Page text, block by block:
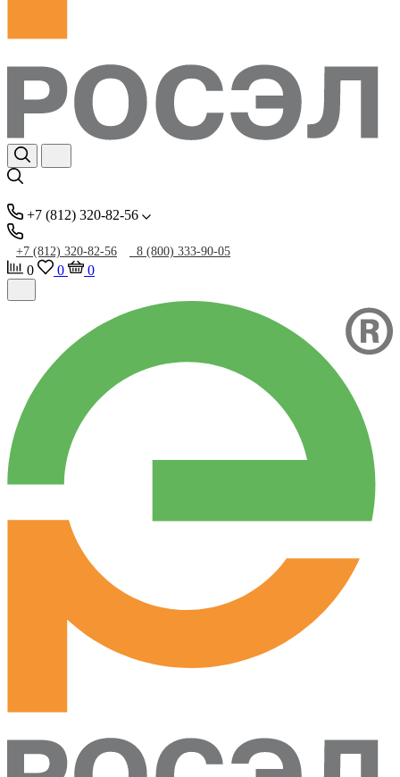
+7 (812) 320-82-56
+7 (812) 320-82-56 8 (800) 333-90-05
0 0 0